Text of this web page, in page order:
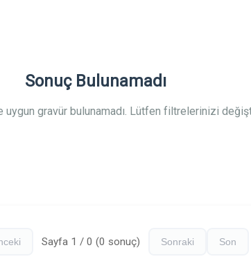
Sonuç Bulunamadı
gravür bulunamadı. Lütfen filtrelerinizi
Sayfa 1 / 0 (0 sonuç) Sonraki Son